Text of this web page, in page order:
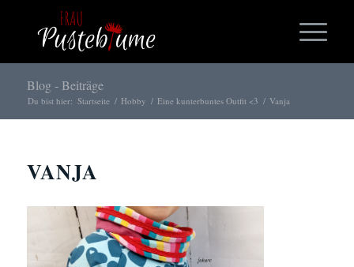
Blog - Beiträge
Du bist hier: Startseite / Hobby / Eine kunterbuntes Outfit <3 / Vanja
VANJA